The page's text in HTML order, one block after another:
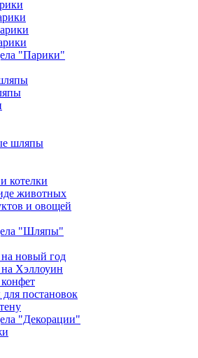
"Парики"
шляпы
котелки
животных
и овощей
"Шляпы"
новый год
Хэллоуин
постановок
"Декорации"